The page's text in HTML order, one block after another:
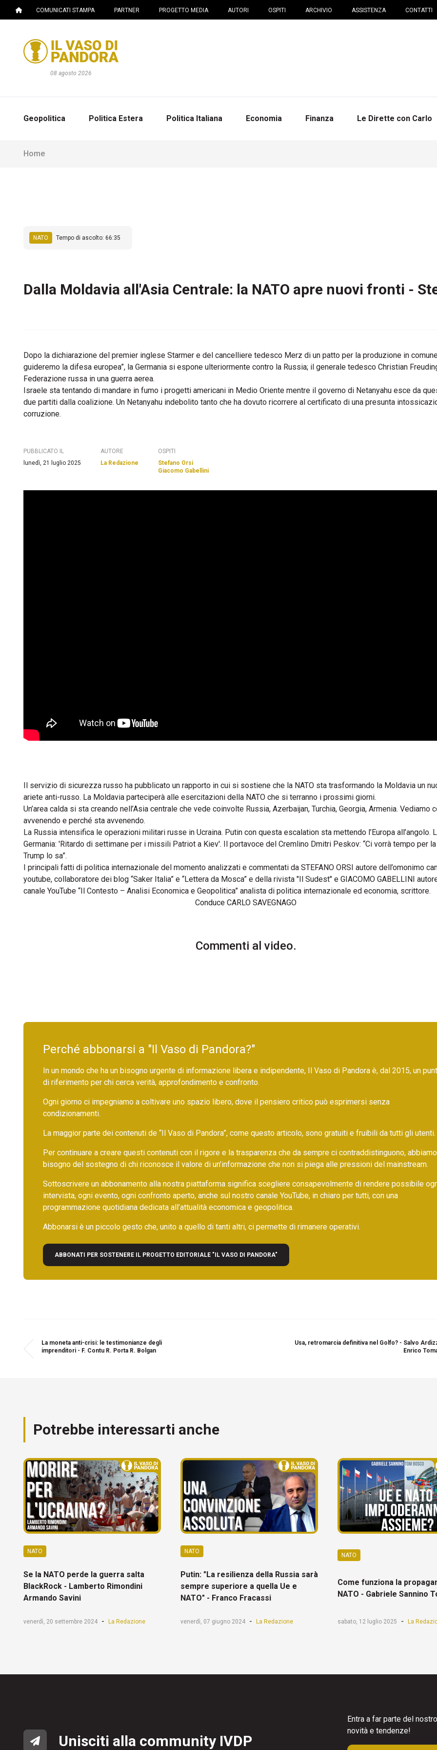
COMUNICATI STAMPA PARTNER PROGETTO MEDIA AUTORI OSPITI ARCHIVIO ASSISTENZA CONTATTI
08 agosto 2026
Geopolitica Politica Estera Politica Italiana Economia Finanza Le Dirette con Carlo
Home
NATO Tempo di ascolto: 66:35
Dalla Moldavia all'Asia Centrale: la NATO apre nuovi fronti -
Dopo la dichiarazione del premier inglese Starmer e del cancelliere tedesco Merz di un patto per la produzione in comune
guideremo la difesa europea”, la Germania si espone ulteriormente contro la Russia; il generale tedesco Christian
Federazione russa in una guerra aerea.
Israele sta tentando di mandare in fumo i progetti americani in Medio Oriente mentre il governo di Netanyahu esce da
due partiti dalla coalizione. Un Netanyahu indebolito tanto che ha dovuto ricorrere al certificato di una presunta
corruzione.
PUBBLICATO IL
lunedì, 21 luglio 2025
AUTORE
La Redazione
OSPITI
Stefano Orsi
Giacomo Gabellini
Il servizio di sicurezza russo ha pubblicato un rapporto in cui si sostiene che la NATO sta trasformando la Moldavia un
ariete anti-russo. La Moldavia parteciperà alle esercitazioni della NATO che si terranno i prossimi giorni.
Un’area calda si sta creando nell’Asia centrale che vede coinvolte Russia, Azerbaijan, Turchia, Georgia, Armenia. Vediamo
avvenendo e perché sta avvenendo.
La Russia intensifica le operazioni militari russe in Ucraina. Putin con questa escalation sta mettendo l’Europa all’angolo.
Germania: 'Ritardo di settimane per i missili Patriot a Kiev'. Il portavoce del Cremlino Dmitri Peskov: “Ci vorrà tempo per
Trump lo sa”.
I principali fatti di politica internazionale del momento analizzati e commentati da STEFANO ORSI autore dell’omonimo
youtube, collaboratore dei blog “Saker Italia” e “Lettera da Mosca” e della rivista "Il Sudest" e GIACOMO GABELLINI
canale YouTube “Il Contesto – Analisi Economica e Geopolitica” analista di politica internazionale ed economia, scrittore.
Conduce CARLO SAVEGNAGO
Commenti al video.
Perché abbonarsi a "Il Vaso di Pandora?"
In un mondo che ha un bisogno urgente di informazione libera e indipendente, Il Vaso di Pandora è, dal 2015, un
di riferimento per chi cerca verità, approfondimento e confronto.
Ogni giorno ci impegniamo a coltivare uno spazio libero, dove il pensiero critico può esprimersi senza
condizionamenti.
La maggior parte dei contenuti de “Il Vaso di Pandora”, come questo articolo, sono gratuiti e fruibili da tutti gli utenti.
Per continuare a creare questi contenuti con il rigore e la trasparenza che da sempre ci contraddistinguono, abbiamo
bisogno del sostegno di chi riconosce il valore di un’informazione che non si piega alle pressioni del mainstream.
Sottoscrivere un abbonamento alla nostra piattaforma significa scegliere consapevolmente di rendere possibile
intervista, ogni evento, ogni confronto aperto, anche sul nostro canale YouTube, in chiaro per tutti, con una
programmazione quotidiana dedicata all’attualità economica e geopolitica.
Abbonarsi è un piccolo gesto che, unito a quello di tanti altri, ci permette di rimanere operativi.
ABBONATI PER SOSTENERE IL PROGETTO EDITORIALE "IL VASO DI PANDORA"
La moneta anti-crisi: le testimonianze degli
imprenditori - F. Contu R. Porta R. Bolgan
Usa, retromarcia definitiva nel Golfo? - Salvo
Enrico
Potrebbe interessarti anche
NATO
Se la NATO perde la guerra salta
BlackRock - Lamberto Rimondini
Armando Savini
venerdì, 20 settembre 2024 - La Redazione
NATO
Putin: "La resilienza della Russia sarà
sempre superiore a quella Ue e
NATO" - Franco Fracassi
venerdì, 07 giugno 2024 - La Redazione
NATO
Come funziona la
NATO - Gabriele Sannino
sabato, 12 luglio 2025 - La
Unisciti alla community IVDP
Entra a far parte del
novità e tendenze!